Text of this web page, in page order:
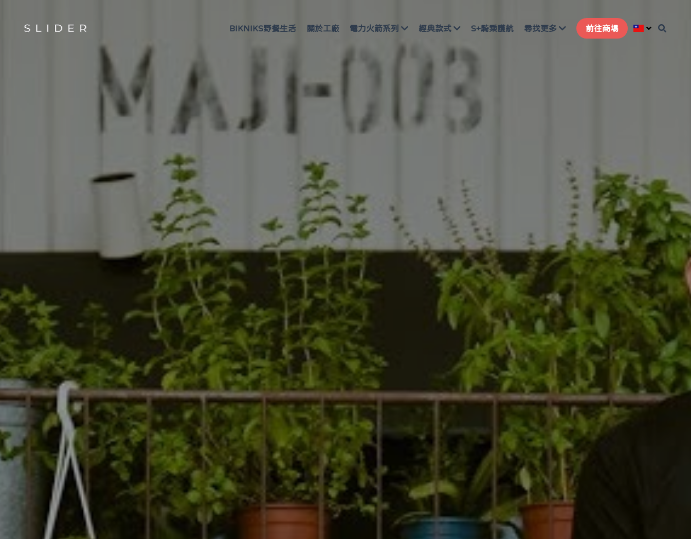
BIKNIKS野餐生活 關於工廠 電力火箭系列 經典款式 S+騎乘護航 尋找更多 前往商場